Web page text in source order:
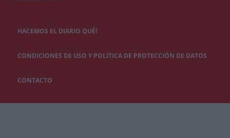
HACEMOS EL DIARIO QUÉ!
CONDICIONES DE USO Y POLÍTICA DE PROTECCIÓN DE DATOS
CONTACTO